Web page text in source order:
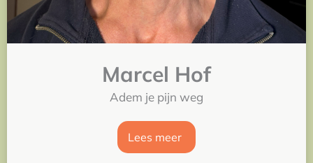
Marcel Hof
Adem je pijn weg
Lees meer